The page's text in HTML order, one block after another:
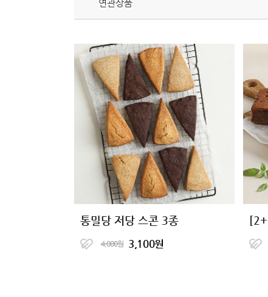
연관상품
통밀당 저당 스콘 3종
4,000원 3,100원